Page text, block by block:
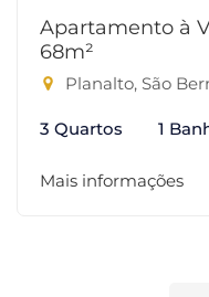
Apartamento à
68m²
Planalto, São
3 Quartos 1
Mais informações